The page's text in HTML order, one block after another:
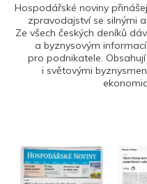
Hospodářské noviny
zpravodajství se silnými
Ze všech českých deníků
a byznysovým
pro podnikatele.
i světovými